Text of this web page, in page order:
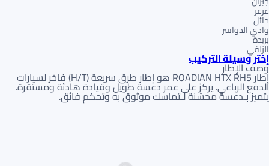
عرعر
حائل
وادي الدواسر
بريدة
الزلفي
إختر وسيلة التركيب
وصف الإطار
إطار ROADIAN HTX RH5 هو إطار طرق سريعة (H/T) فاخر لسيارات
الدفع الرباعي. يركز على عمر دعسة طويل وقيادة هادئة ومستقرة.
يتميز بـدعسة محسّنة لـتماسك موثوق به وتحكم فائق.